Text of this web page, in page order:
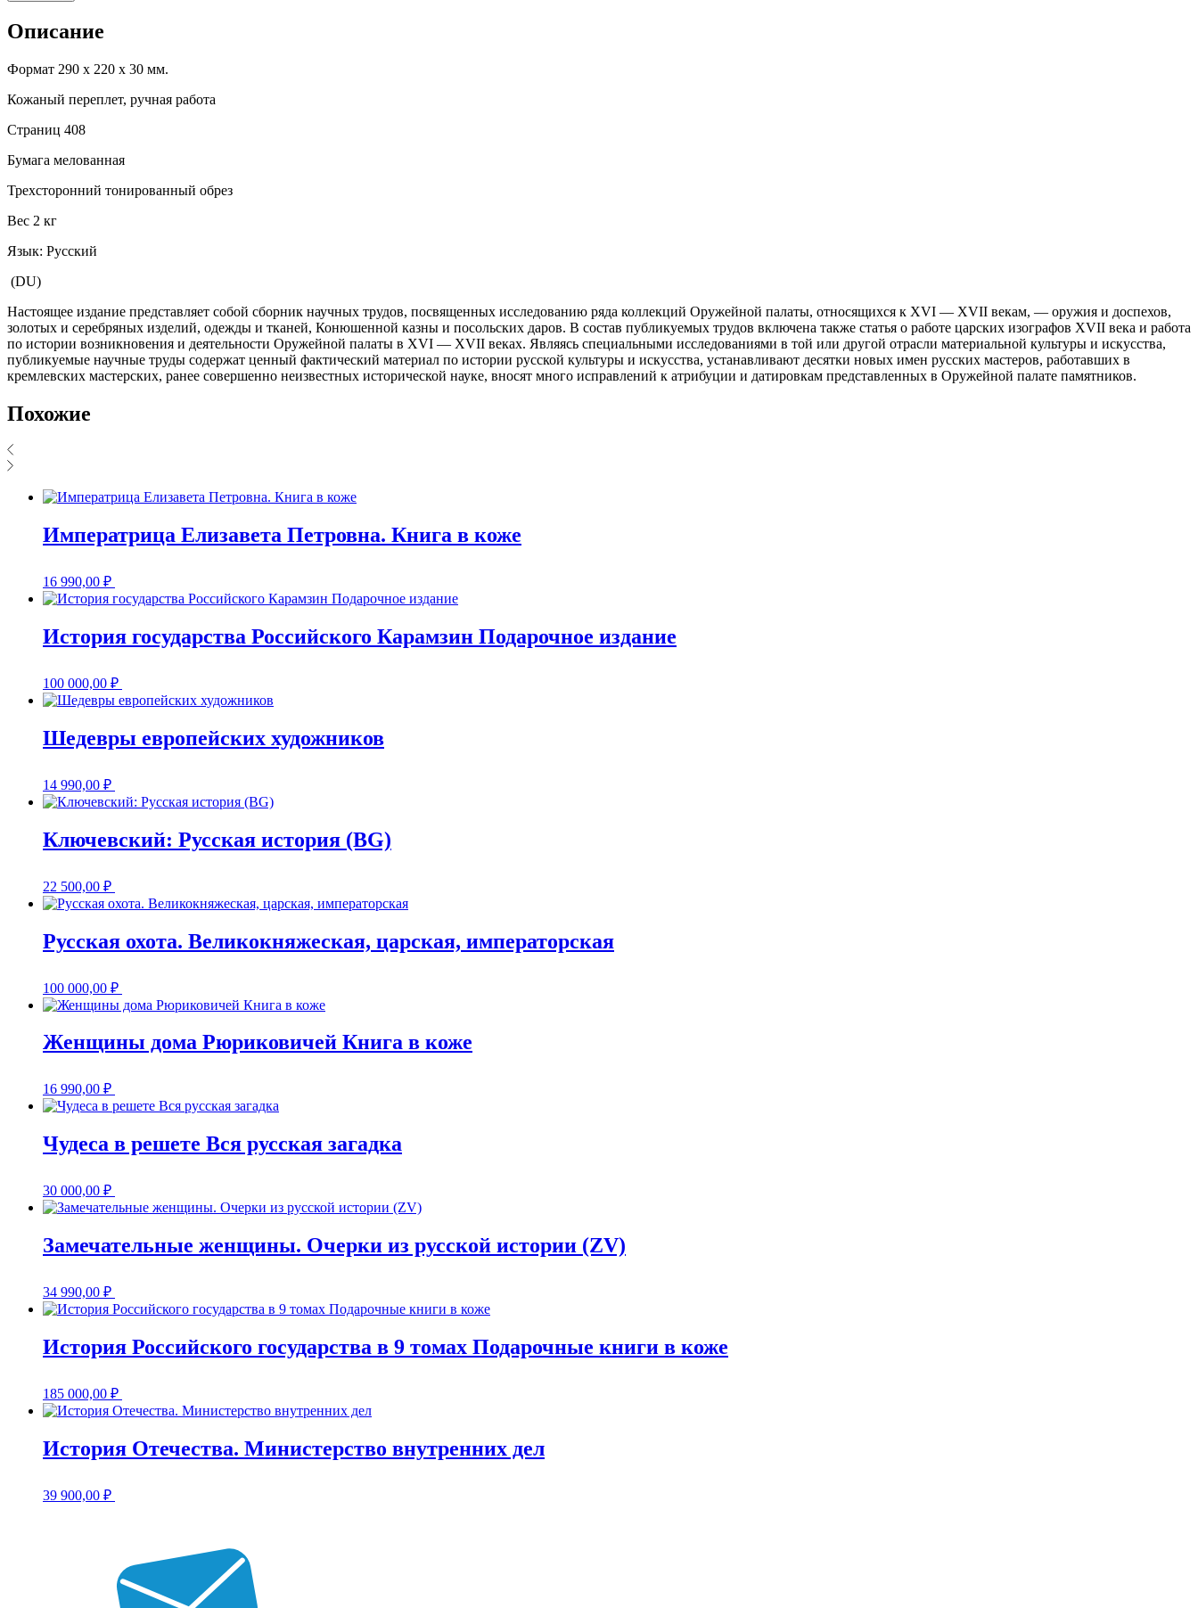
Описание
Формат 290 х 220 х 30 мм.
Кожаный переплет, ручная работа
Страниц 408
Бумага мелованная
Трехсторонний тонированный обрез
Вес 2 кг
Язык: Русский
(DU)
Настоящее издание представляет собой сборник научных трудов, посвященных исследованию ряда коллекций Оружейной палаты, относящихся к XVI — XVII векам, — оружия и доспехов,
золотых и серебряных изделий, одежды и тканей, Конюшенной казны и посольских даров. В состав публикуемых трудов включена также статья о работе царских изографов XVII века и работа
по истории возникновения и деятельности Оружейной палаты в XVI — XVII веках. Являясь специальными исследованиями в той или другой отрасли материальной культуры и искусства,
публикуемые научные труды содержат ценный фактический материал по истории русской культуры и искусства, устанавливают десятки новых имен русских мастеров, работавших в
кремлевских мастерских, ранее совершенно неизвестных исторической науке, вносят много исправлений к атрибуции и датировкам представленных в Оружейной палате памятников.
Похожие
Императрица Елизавета Петровна. Книга в коже
16 990,00 ₽
История государства Российского Карамзин Подарочное издание
100 000,00 ₽
Шедевры европейских художников
14 990,00 ₽
Ключевский: Русская история (BG)
22 500,00 ₽
Русская охота. Великокняжеская, царская, императорская
100 000,00 ₽
Женщины дома Рюриковичей Книга в коже
16 990,00 ₽
Чудеса в решете Вся русская загадка
30 000,00 ₽
Замечательные женщины. Очерки из русской истории (ZV)
34 990,00 ₽
История Российского государства в 9 томах Подарочные книги в коже
185 000,00 ₽
История Отечества. Министерство внутренних дел
39 900,00 ₽